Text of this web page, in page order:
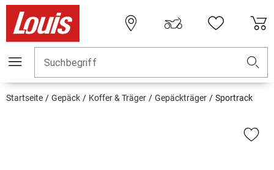
Suchbegriff
Startseite Gepäck Koffer & Träger Gepäckträger Sportrack